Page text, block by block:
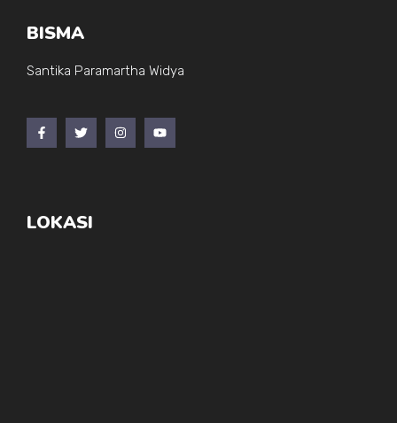
BISMA
Santika Paramartha Widya
LOKASI